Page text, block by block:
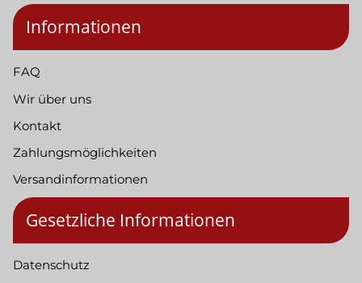
Informationen
FAQ
Wir über uns
Kontakt
Zahlungsmöglichkeiten
Versandinformationen
Gesetzliche Informationen
Datenschutz